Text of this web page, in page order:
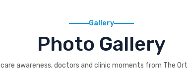
Gallery
Photo Gallery
awareness, doctors and clinic moments from The